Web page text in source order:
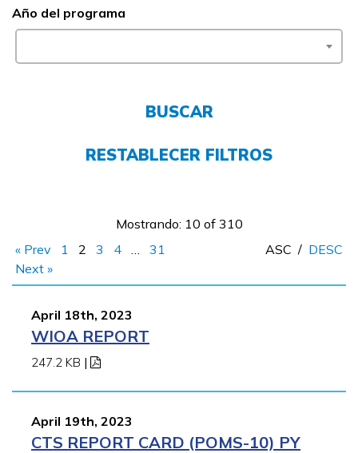
FAQs
Año del programa
BUSCAR
RESTABLECER FILTROS
Mostrando: 10 of 310
« Prev
1 2 3 4 …
31
Next »
ASC / DESC
April 18th, 2023
WIOA REPORT
247.2 KB |
April 19th, 2023
CTS REPORT CARD (POMS-10) PY